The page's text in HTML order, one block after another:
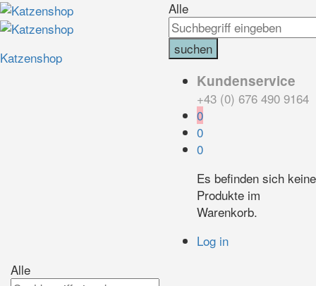
Katzenshop
Alle
suchen
Kundenservice
+43 (0) 676 490 9164
0
0
0
Es befinden sich keine
Produkte im
Warenkorb.
Log in
Alle